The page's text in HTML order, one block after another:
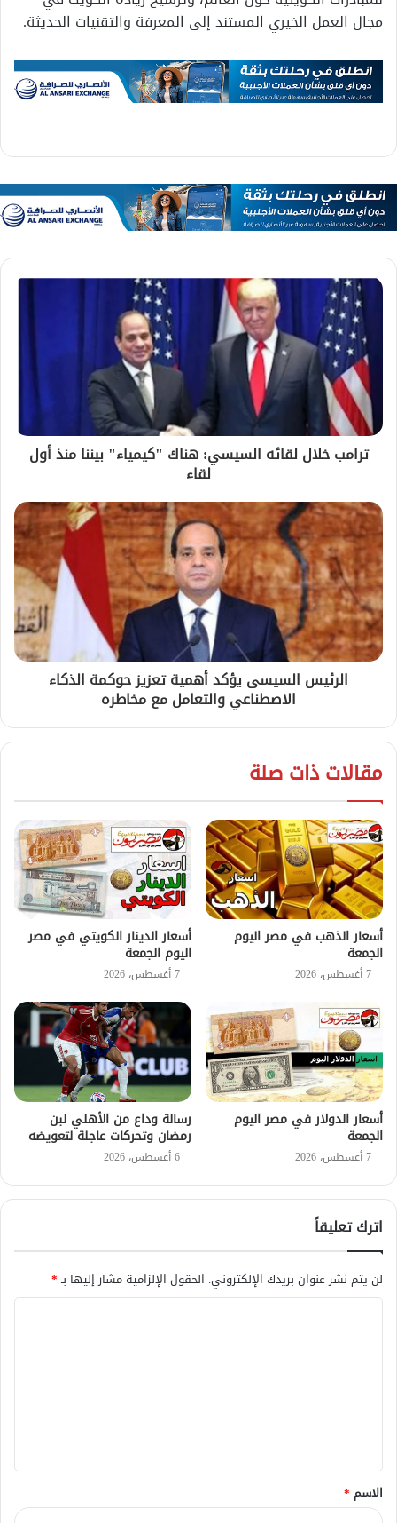
مجال العمل الخيري المستند إلى المعرفة والتقنيات الحديثة.
ترامب خلال لقائه السيسي: هناك "كيمياء" بيننا منذ أول
لقاء
الرئيس السيسى يؤكد أهمية تعزيز حوكمة الذكاء
الاصطناعي والتعامل مع مخاطره
مقالات ذات صلة
أسعار الذهب في مصر اليوم
الجمعة
7 أغسطس، 2026
أسعار الدينار الكويتي في مصر
اليوم الجمعة
7 أغسطس، 2026
أسعار الدولار في مصر اليوم
الجمعة
7 أغسطس، 2026
رسالة وداع من الأهلي لبن
رمضان وتحركات عاجلة لتعويضه
6 أغسطس، 2026
اترك تعليقاً
لن يتم نشر عنوان بريدك الإلكتروني. الحقول الإلزامية مشار إليها بـ*
ق
*
الاسم *